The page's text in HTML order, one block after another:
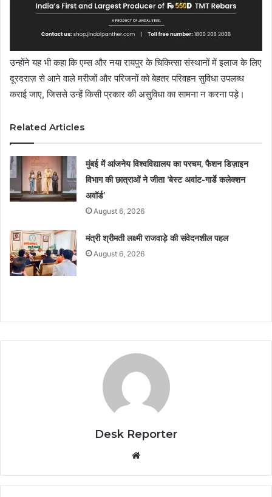
उन्होंने यह भी कहा कि एम्स और नया रायपुर के चिकित्सा संस्थानों में इलाज के लिए
दूरदराज़ से आने वाले मरीजों और परिजनों को बेहतर परिवहन सुविधा उपलब्ध
कराई जाए, जिससे उन्हें किसी प्रकार की असुविधा का सामना न करना पड़े।
Related Articles
मुंबई में आंजनेय विश्वविद्यालय का परचम, फैशन डिज़ाइन
विभाग की छात्राओं ने जीता ‘बेस्ट अवांट-गार्डे कलेक्शन
अवॉर्ड’
August 6, 2026
मंत्री श्रीमती लक्ष्मी राजवाड़े की संवेदनशील पहल
August 6, 2026
Desk Reporter